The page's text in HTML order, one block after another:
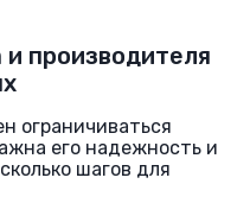
производителя
ограничиваться
его надежность и
шагов для